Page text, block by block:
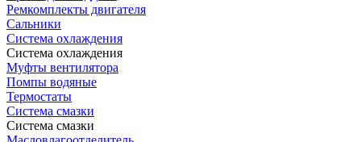
Ремкомплекты двигателя
Сальники
Система охлаждения
Система охлаждения
Муфты вентилятора
Помпы водяные
Термостаты
Система смазки
Система смазки